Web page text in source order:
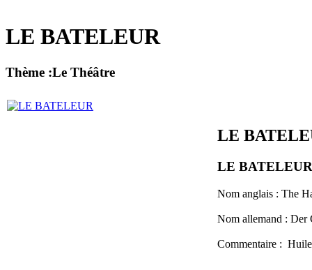
LE BATELEUR
Thème :Le Théâtre
LE
LE BATELEUR
Nom anglais : The
Nom allemand : Der
Commentaire :